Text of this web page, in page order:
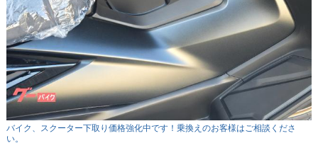
バイク、スクーター下取り価格強化中です！乗換えのお客様はご相談くださ
い。